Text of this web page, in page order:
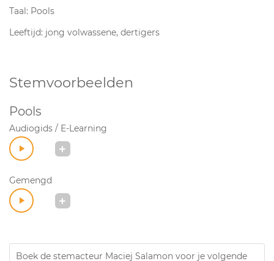
Taal: Pools
Leeftijd: jong volwassene, dertigers
Stemvoorbeelden
Pools
Audiogids / E-Learning
Gemengd
Boek de stemacteur Maciej Salamon voor je volgende